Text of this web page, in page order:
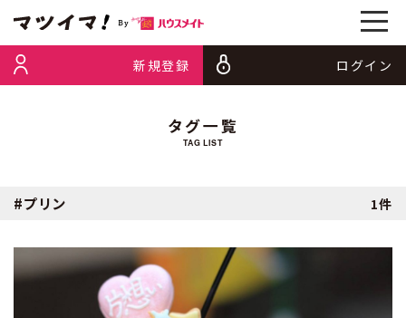
新規登録 ログイン
タグ一覧
TAG LIST
#プリン 1件